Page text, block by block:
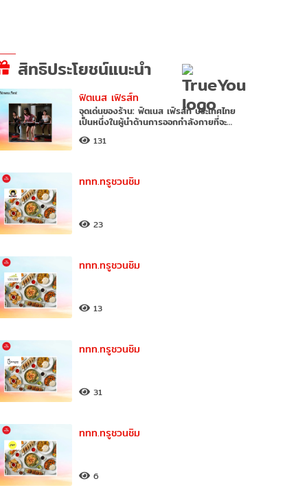
สิทธิประโยชน์แนะนำ
ฟิตเนส เฟิรส์ท
จุดเด่นของร้าน: ฟิตเนส เฟิรส์ท ประเทศไทย
เป็นหนึ่งในผู้นำด้านการออกกำลังกายที่จะ
สร้างแรงบันดาลใจให้ท
131
ททท.ทรูชวนชิม
23
ททท.ทรูชวนชิม
13
ททท.ทรูชวนชิม
31
ททท.ทรูชวนชิม
6